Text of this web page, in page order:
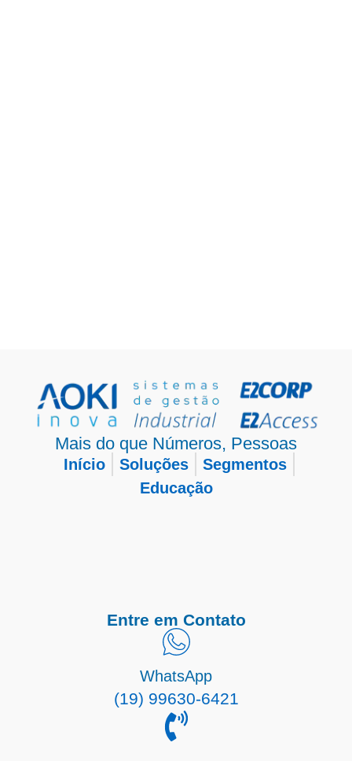
Mais do que Números, Pessoas
Início Soluções
Segmentos
Educação
Entre em Contato
WhatsApp
(19) 99630-6421